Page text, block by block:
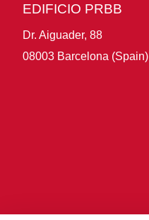
EDIFICIO PRBB
Dr. Aiguader, 88
08003 Barcelona (Spain)